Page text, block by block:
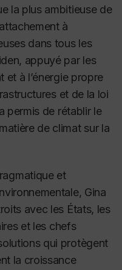
la plus ambitieuse de
à
dans tous les
appuyé par les
et à l’énergie propre
et de la loi
permis de rétablir le
de climat sur la
et
Gina
avec les États, les
et les chefs
qui protègent
la croissance